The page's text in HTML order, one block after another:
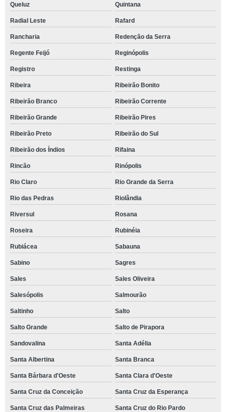
Queluz Quintana
Radial Leste Rafard
Rancharia Redenção da Serra
Regente Feijó Reginópolis
Registro Restinga
Ribeira Ribeirão Bonito
Ribeirão Branco Ribeirão Corrente
Ribeirão Grande Ribeirão Pires
Ribeirão Preto Ribeirão do Sul
Ribeirão dos Índios Rifaina
Rincão Rinópolis
Rio Claro Rio Grande da Serra
Rio das Pedras Riolândia
Riversul Rosana
Roseira Rubinéia
Rubiácea Sabauna
Sabino Sagres
Sales Sales Oliveira
Salesópolis Salmourão
Saltinho Salto
Salto Grande Salto de Pirapora
Sandovalina Santa Adélia
Santa Albertina Santa Branca
Santa Bárbara d'Oeste Santa Clara d'Oeste
Santa Cruz da Conceição Santa Cruz da Esperança
Santa Cruz das Palmeiras Santa Cruz do Rio Pardo